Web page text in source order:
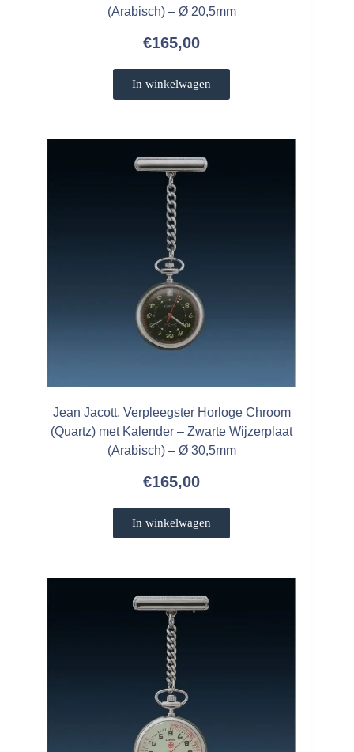
(Arabisch) – Ø 20,5mm
€165,00
In winkelwagen
Jean Jacott, Verpleegster Horloge Chroom
(Quartz) met Kalender – Zwarte Wijzerplaat
(Arabisch) – Ø 30,5mm
€165,00
In winkelwagen